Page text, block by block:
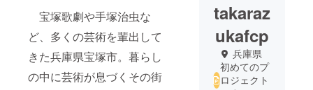
宝塚歌劇や手塚治虫な
ど、多くの芸術を輩出して
きた兵庫県宝塚市。暮らし
の中に芸術が息づくその街
takaraz
ukafcp
兵庫県
初めてのプ
ロジェクト